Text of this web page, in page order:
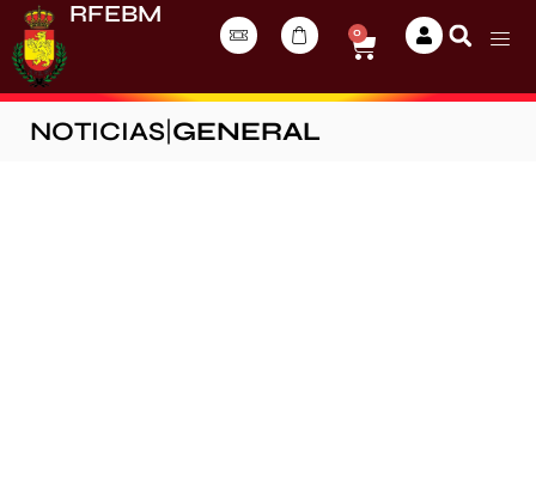
RFEBM
0
NOTICIAS GENERAL